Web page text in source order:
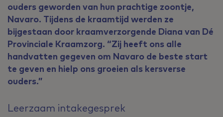
ouders geworden van hun prachtige zoontje,
Navaro. Tijdens de kraamtijd werden ze
bijgestaan door kraamverzorgende Diana van Dé
Provinciale Kraamzorg. “Zij heeft ons alle
handvatten gegeven om Navaro de beste start
te geven en hielp ons groeien als kersverse
ouders.”
Leerzaam intakegesprek